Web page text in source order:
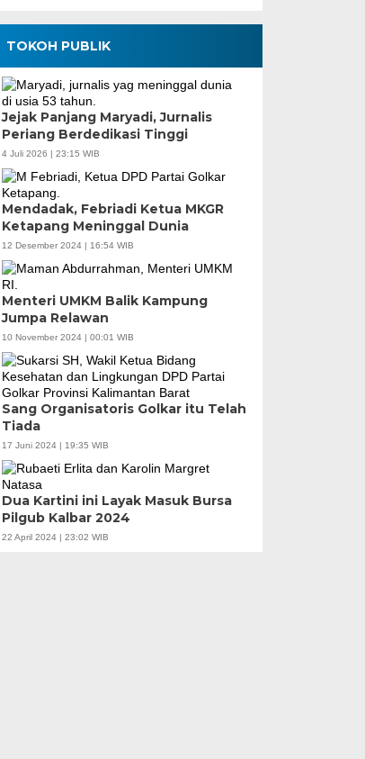
TOKOH PUBLIK
Jejak Panjang Maryadi, Jurnalis
Periang Berdedikasi Tinggi
4 Juli 2026 | 23:15 WIB
Mendadak, Febriadi Ketua MKGR
Ketapang Meninggal Dunia
12 Desember 2024 | 16:54 WIB
Menteri UMKM Balik Kampung
Jumpa Relawan
10 November 2024 | 00:01 WIB
Sang Organisatoris Golkar itu Telah
Tiada
17 Juni 2024 | 19:35 WIB
Dua Kartini ini Layak Masuk Bursa
Pilgub Kalbar 2024
22 April 2024 | 23:02 WIB